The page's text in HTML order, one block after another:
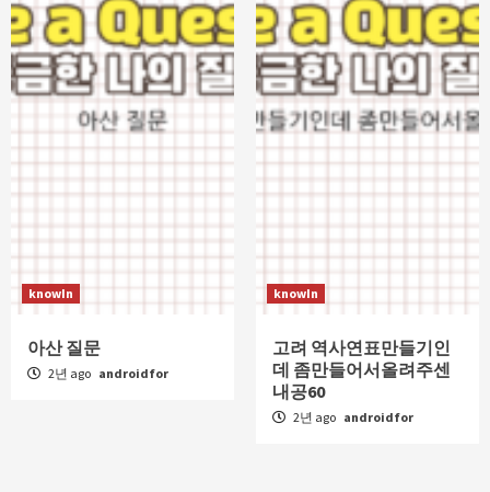
knowIn
아산 질문
2년 ago androidfor
knowIn
고려 역사연표만들기인
데 좀만들어서올려주센
내공60
2년 ago androidfor